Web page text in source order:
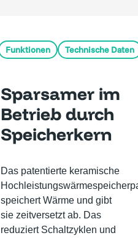
Funktionen Technische Daten
Sparsamer im
Betrieb durch
Speicherkern
Das patentierte keramische
speichert Wärme und gibt
sie zeitversetzt ab. Das
reduziert Schaltzyklen und